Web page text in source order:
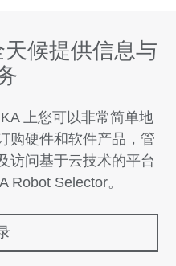
候提供信息与
上您可以非常简单地
购硬件和软件产品，管
访问基于云技术的平台
Robot Selector。